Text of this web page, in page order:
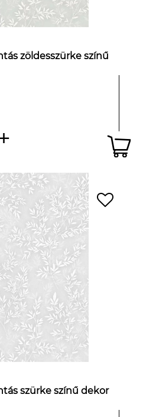
zöldesszürke színű
szürke színű dekor